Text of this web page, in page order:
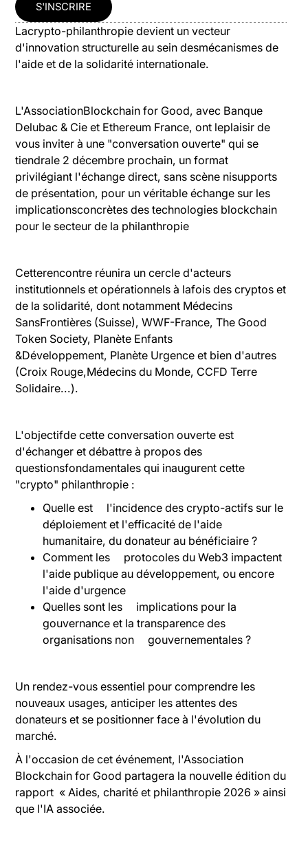
S'INSCRIRE
Lacrypto-philanthropie devient un vecteur
d'innovation structurelle au sein desmécanismes de
l'aide et de la solidarité internationale.
L'AssociationBlockchain for Good, avec Banque
Delubac & Cie et Ethereum France, ont leplaisir de
vous inviter à une "conversation ouverte" qui se
tiendrale 2 décembre prochain, un format
privilégiant l'échange direct, sans scène nisupports
de présentation, pour un véritable échange sur les
implicationsconcrètes des technologies blockchain
pour le secteur de la philanthropie
Cetterencontre réunira un cercle d'acteurs
institutionnels et opérationnels à lafois des cryptos et
de la solidarité, dont notamment Médecins
SansFrontières (Suisse), WWF-France, The Good
Token Society, Planète Enfants
&Développement, Planète Urgence et bien d'autres
(Croix Rouge,Médecins du Monde, CCFD Terre
Solidaire...).
L'objectifde cette conversation ouverte est
d'échanger et débattre à propos des
questionsfondamentales qui inaugurent cette
"crypto" philanthropie :
Quelle est l'incidence des crypto-actifs sur le
déploiement et l'efficacité de l'aide
humanitaire, du donateur au bénéficiaire ?
Comment les protocoles du Web3 impactent
l'aide publique au développement, ou encore
l'aide d'urgence
Quelles sont les implications pour la
gouvernance et la transparence des
organisations non gouvernementales ?
Un rendez-vous essentiel pour comprendre les
nouveaux usages, anticiper les attentes des
donateurs et se positionner face à l'évolution du
marché.
À l'occasion de cet événement, l'Association
Blockchain for Good partagera la nouvelle édition du
rapport « Aides, charité et philanthropie 2026 » ainsi
que l'IA associée.